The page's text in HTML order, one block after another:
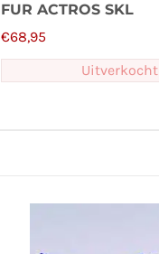
FUR ACTROS SKL
€68,95
Uitverkocht